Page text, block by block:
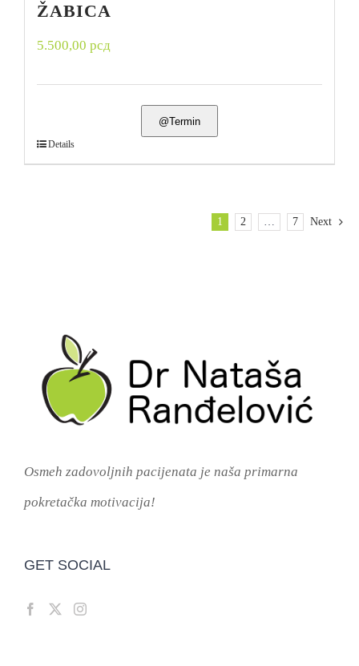
ŽABICA
5.500,00 рсд
@Termin
Details
1 2 … 7 Next
Osmeh zadovoljnih pacijenata je naša primarna
pokretačka motivacija!
GET SOCIAL